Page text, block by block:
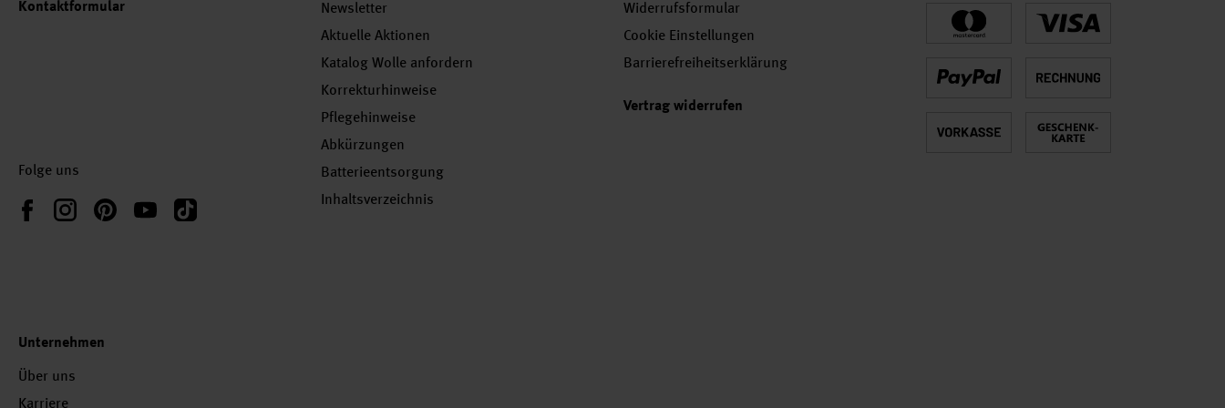
Kontaktformular
Folge uns
FacebookInstagramPinterestYouTubeTikTok
Newsletter
Aktuelle Aktionen
Katalog Wolle anfordern
Korrekturhinweise
Pflegehinweise
Abkürzungen
Batterieentsorgung
Inhaltsverzeichnis
Widerrufsformular
Cookie Einstellungen
Barrierefreiheitserklärung
Vertrag widerrufen
Unternehmen
Über uns
Karriere